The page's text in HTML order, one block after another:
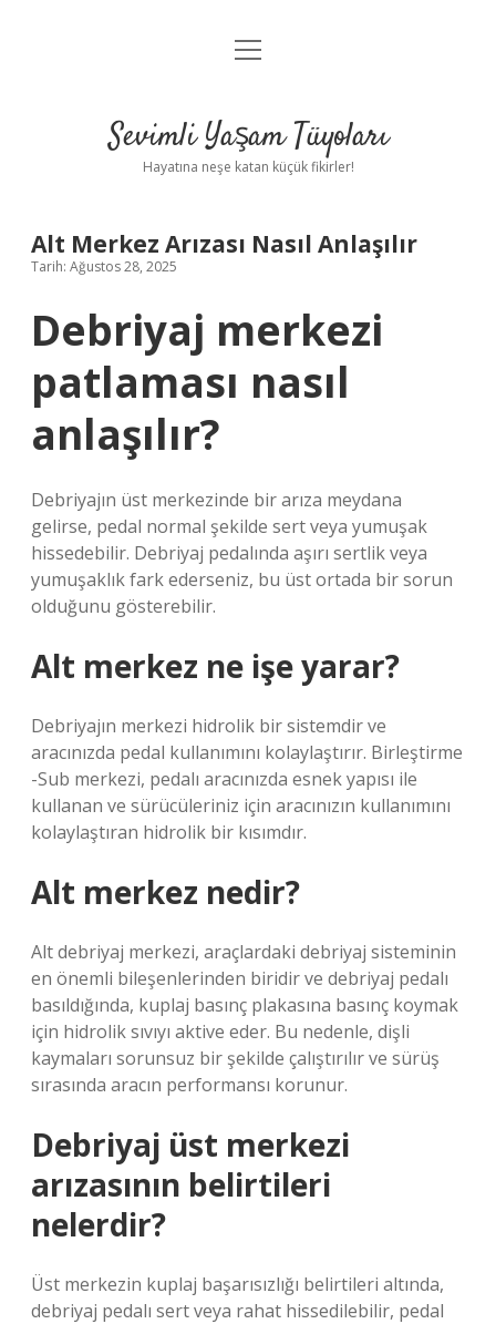
Anasayfa
Yasal Uyarı
menüyü
Sevimli Yaşam Tüyoları
Hayatına neşe katan küçük fikirler!
Alt Merkez Arızası Nasıl Anlaşılır
Tarih: Ağustos 28, 2025
Debriyaj merkezi
patlaması nasıl
anlaşılır?
Debriyajın üst merkezinde bir arıza meydana
gelirse, pedal normal şekilde sert veya yumuşak
hissedebilir. Debriyaj pedalında aşırı sertlik veya
yumuşaklık fark ederseniz, bu üst ortada bir sorun
olduğunu gösterebilir.
Alt merkez ne işe yarar?
Debriyajın merkezi hidrolik bir sistemdir ve
aracınızda pedal kullanımını kolaylaştırır. Birleştirme
-Sub merkezi, pedalı aracınızda esnek yapısı ile
kullanan ve sürücüleriniz için aracınızın kullanımını
kolaylaştıran hidrolik bir kısımdır.
Alt merkez nedir?
Alt debriyaj merkezi, araçlardaki debriyaj sisteminin
en önemli bileşenlerinden biridir ve debriyaj pedalı
basıldığında, kuplaj basınç plakasına basınç koymak
için hidrolik sıvıyı aktive eder. Bu nedenle, dişli
kaymaları sorunsuz bir şekilde çalıştırılır ve sürüş
sırasında aracın performansı korunur.
Debriyaj üst merkezi
arızasının belirtileri
nelerdir?
Üst merkezin kuplaj başarısızlığı belirtileri altında,
debriyaj pedalı sert veya rahat hissedilebilir, pedal